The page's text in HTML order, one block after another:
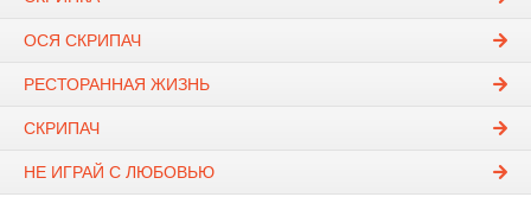
ОСЯ СКРИПАЧ
РЕСТОРАННАЯ ЖИЗНЬ
СКРИПАЧ
НЕ ИГРАЙ С ЛЮБОВЬЮ